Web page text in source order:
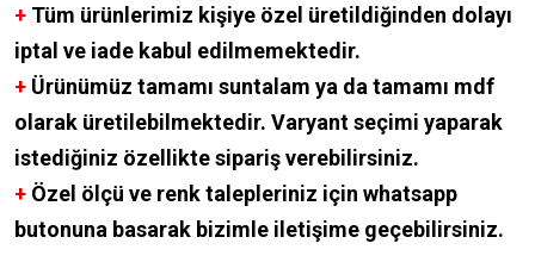
+ Tüm ürünlerimiz kişiye özel üretildiğinden dolayı
iptal ve iade kabul edilmemektedir.
+ Ürünümüz tamamı suntalam ya da tamamı mdf
olarak üretilebilmektedir. Varyant seçimi yaparak
istediğiniz özellikte sipariş verebilirsiniz.
+ Özel ölçü ve renk talepleriniz için whatsapp
butonuna basarak bizimle iletişime geçebilirsiniz.